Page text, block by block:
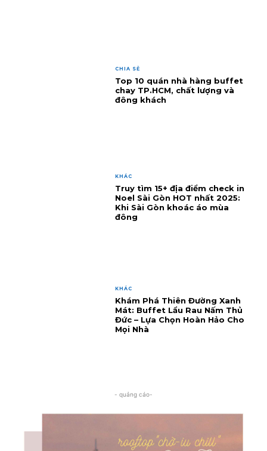
CHIA SẺ
Top 10 quán nhà hàng buffet
chay TP.HCM, chất lượng và
đông khách
KHÁC
Truy tìm 15+ địa điểm check in
Noel Sài Gòn HOT nhất 2025:
Khi Sài Gòn khoác áo mùa
đông
KHÁC
Khám Phá Thiên Đường Xanh
Mát: Buffet Lẩu Rau Nấm Thủ
Đức – Lựa Chọn Hoàn Hảo Cho
Mọi Nhà
- quảng cáo-